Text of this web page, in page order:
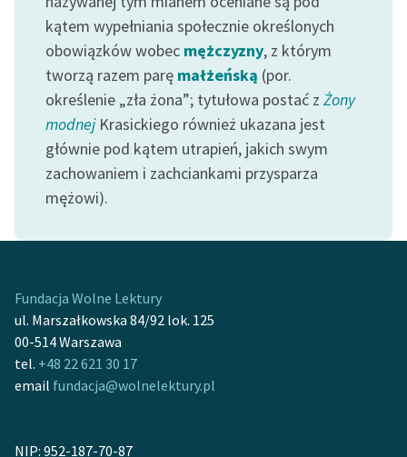
Deklaracja dostępności
kątem wypełniania społecznie określonych
obowiązków wobec mężczyzny, z którym
tworzą razem parę małżeńską (por.
określenie „zła żona”; tytułowa postać z Żony
modnejKrasickiego również ukazana jest
głównie pod kątem utrapień, jakich swym
zachowaniem i zachciankami przysparza
mężowi).
Fundacja Wolne Lektury
ul. Marszałkowska 84/92 lok. 125
00-514 Warszawa
tel. +48 22 621 30 17
email fundacja@wolnelektury.pl
NIP: 952-187-70-87